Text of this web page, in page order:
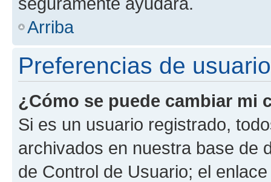
Arriba
Preferencias de
¿Cómo se puede cambiar mi
Si es un usuario registrado,
archivados en nuestra base de
de Control de Usuario; el